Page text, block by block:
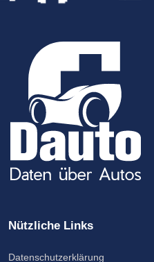
Nützliche Links
Datenschutzerklärung